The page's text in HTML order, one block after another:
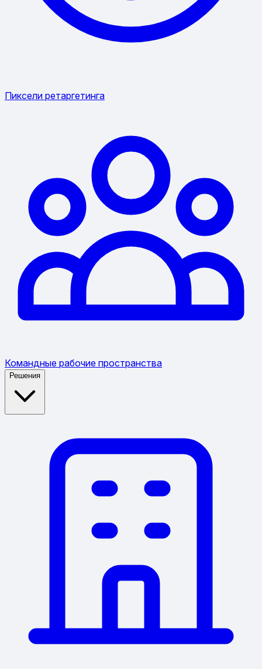
Пиксели ретаргетинга
Командные рабочие пространства
Решения